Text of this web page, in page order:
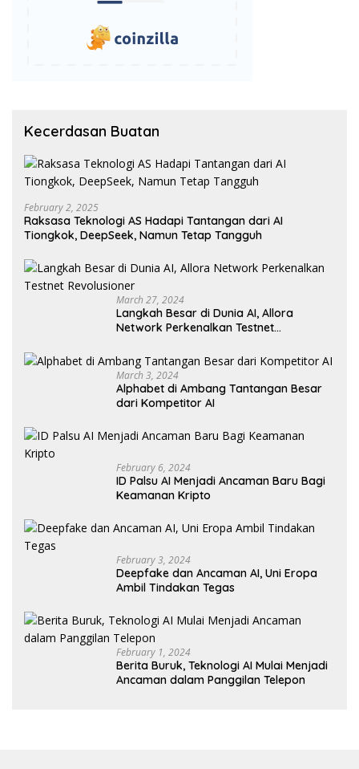
Kecerdasan Buatan
February 2, 2025
Raksasa Teknologi AS Hadapi Tantangan dari AI
Tiongkok, DeepSeek, Namun Tetap Tangguh
March 27, 2024
Langkah Besar di Dunia AI, Allora
Network Perkenalkan Testnet
March 3, 2024
Alphabet di Ambang Tantangan Besar
dari Kompetitor AI
February 6, 2024
ID Palsu AI Menjadi Ancaman Baru Bagi
Keamanan Kripto
February 3, 2024
Deepfake dan Ancaman AI, Uni Eropa
Ambil Tindakan Tegas
February 1, 2024
Berita Buruk, Teknologi AI Mulai Menjadi
Ancaman dalam Panggilan Telepon